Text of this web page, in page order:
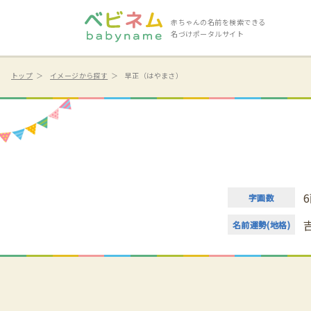
赤ちゃんの名前を検索できる
名づけポータルサイト
トップ イメージから探す 早正（はやまさ）
字画数
名前運勢(地格)